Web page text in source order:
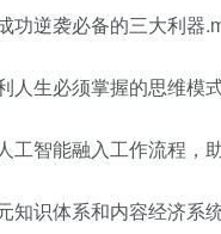
功逆袭必备的三大利器
人生必须掌握的思维模
工智能融入工作流程，
知识体系和内容经济系